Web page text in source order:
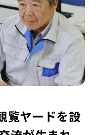
覧ヤードを設